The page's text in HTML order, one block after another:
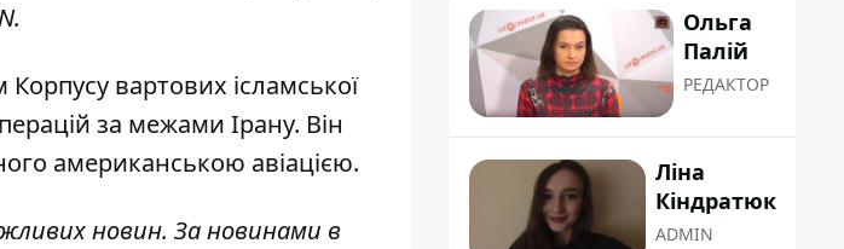
вартових ісламської
за межами Ірану. Він
американською авіацією.
новин. За новинами в
Ольга
Палій
РЕДАКТОР
Ліна
Кіндратюк
ADMIN